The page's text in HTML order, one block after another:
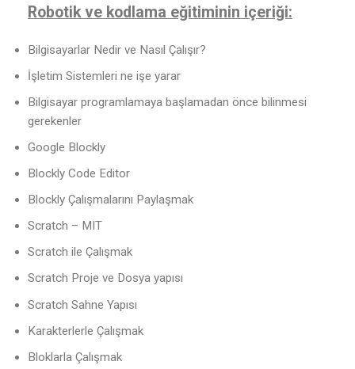
Robotik ve kodlama eğitiminin içeriği:
Bilgisayarlar Nedir ve Nasıl Çalışır?
İşletim Sistemleri ne işe yarar
Bilgisayar programlamaya başlamadan önce bilinmesi
gerekenler
Google Blockly
Blockly Code Editor
Blockly Çalışmalarını Paylaşmak
Scratch – MIT
Scratch ile Çalışmak
Scratch Proje ve Dosya yapısı
Scratch Sahne Yapısı
Karakterlerle Çalışmak
Bloklarla Çalışmak